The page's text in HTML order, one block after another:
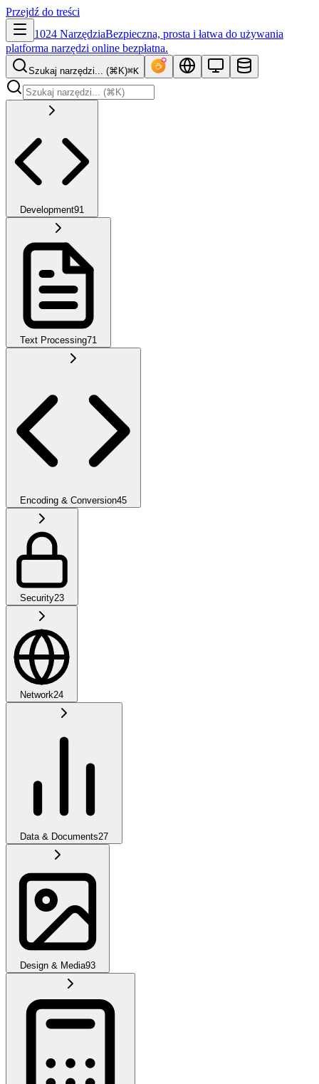
Przejdź do treści
1024 NarzędziaBezpieczna, prosta i łatwa do używania
platforma narzędzi online bezpłatna.
Szukaj narzędzi... (⌘K)⌘K
Development91
Text Processing71
Encoding & Conversion45
Security23
Network24
Data & Documents27
Design & Media93